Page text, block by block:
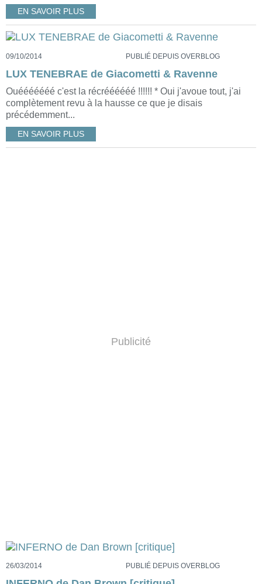
EN SAVOIR PLUS
09/10/2014 PUBLIÉ DEPUIS OVERBLOG
LUX TENEBRAE de Giacometti & Ravenne
Ouééééééé c'est la récréééééé !!!!!! * Oui j'avoue tout, j'ai
complètement revu à la hausse ce que je disais
précédemment...
EN SAVOIR PLUS
Publicité
26/03/2014 PUBLIÉ DEPUIS OVERBLOG